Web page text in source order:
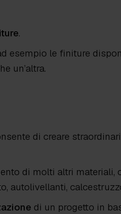
.
esempio le finiture
un’altra.
di creare
di molti altri materiali,
autolivellanti,
di un progetto in